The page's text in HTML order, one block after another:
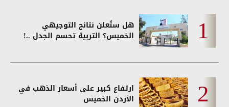
هل ستُعلن نتائج التوجيهي
الخميس؟ التربية تحسم الجدل ..!
ارتفاع كبير على أسعار الذهب في
الأردن الخميس